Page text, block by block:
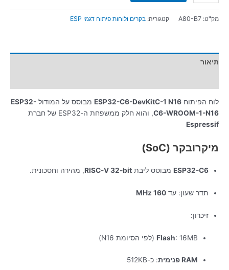
מק"ט: A80-B7 קטגוריה: בקרים ולוחות פיתוח דגמי ESP
תיאור
לוח הפיתוח ESP32-C6-DevKitC-1 N16 מבוסס על המודול ESP32-
C6-WROOM-1-N16, והוא חלק ממשפחת ה-ESP32 של חברת
Espressif
מיקרובקר (SoC)
ESP32-C6 מבוסס ליבת RISC-V 32-bit, מהירה וחסכונית.
תדר שעון: עד 160 MHz
זיכרון:
Flash: 16MB (לפי הסיומת N16)
RAM פנימית : כ-512KB